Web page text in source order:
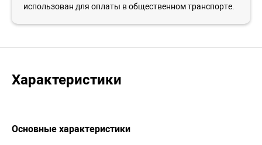
использован для оплаты в общественном транспорте.
Характеристики
Основные характеристики